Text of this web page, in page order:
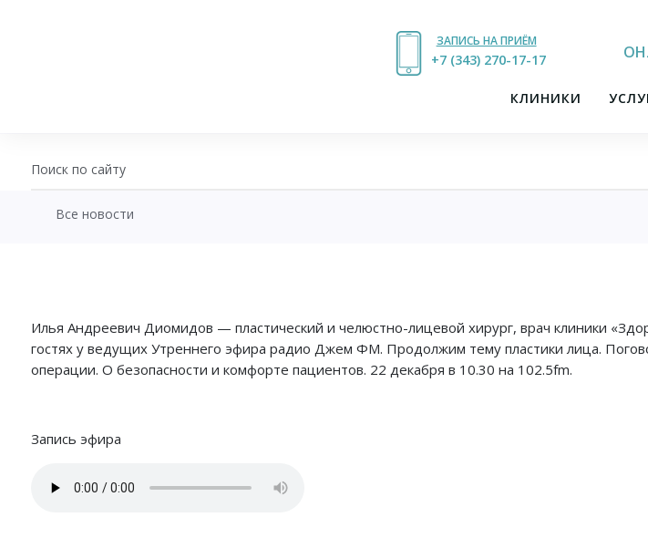
ЗАПИСЬ НА ПРИЁМ
+7 (343) 270-17-21
+7 (343) 270-17-17
КЛИНИКИ
Все новости
Илья Андреевич Диомидов — пластический и челюстно-лицевой хирург, врач клиники
гостях у ведущих Утреннего эфира радио Джем ФМ. Продолжим тему пластики лица.
операции. О безопасности и комфорте пациентов. 22 декабря в 10.30 на 102.5fm.
Запись эфира
+7 (343) 270-17-21
Личный кабинет